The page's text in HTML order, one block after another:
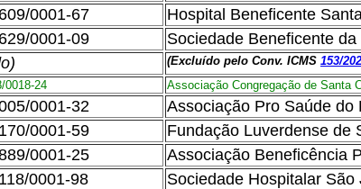
0001-67
Hospital Beneficente
0001-09
Sociedade Beneficente
(Excluído pelo Conv. ICMS 153/
0018-24 Associação Congregação de Santa
0001-32
Associação Pro Saúde do
0001-59
Fundação Luverdense de
0001-25
Associação Beneficência
0001-98
Sociedade Hospitalar São